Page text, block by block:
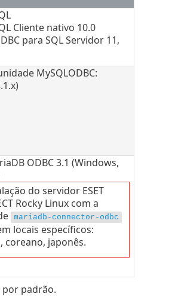
Cliente nativo 10.0
para SQL Servidor 11,
MySQLODBC:
ODBC 3.1 (Windows,
do servidor ESET
Rocky Linux com a
mariadb-connector-odbc
locais específicos:
coreano, japonês.
por padrão.